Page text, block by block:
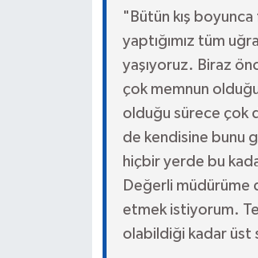
"Bütün kış
yaptığımız tüm
yaşıyoruz. Biraz
çok memnun
olduğu sürece çok
de kendisine bunu
hiçbir yerde bu
Değerli müdürüme
etmek istiyorum.
olabildiği kadar üst